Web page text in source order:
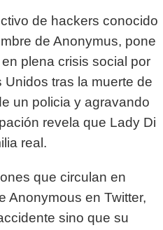
de hackers conocido
de Anonymus, pone
plena crisis social por
Unidos tras la muerte de
un policia y agravando
revela que Lady Di
real.
que circulan en
Anonymous en Twitter,
sino que su